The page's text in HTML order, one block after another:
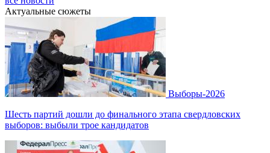
Актуальные сюжеты
Выборы-2026
Шесть партий дошли до финального этапа свердловских
выборов: выбыли трое кандидатов